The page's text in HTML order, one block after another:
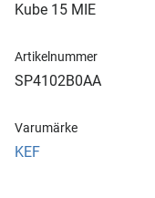
Kube 15 MIE
Artikelnummer
SP4102B0AA
Varumärke
KEF